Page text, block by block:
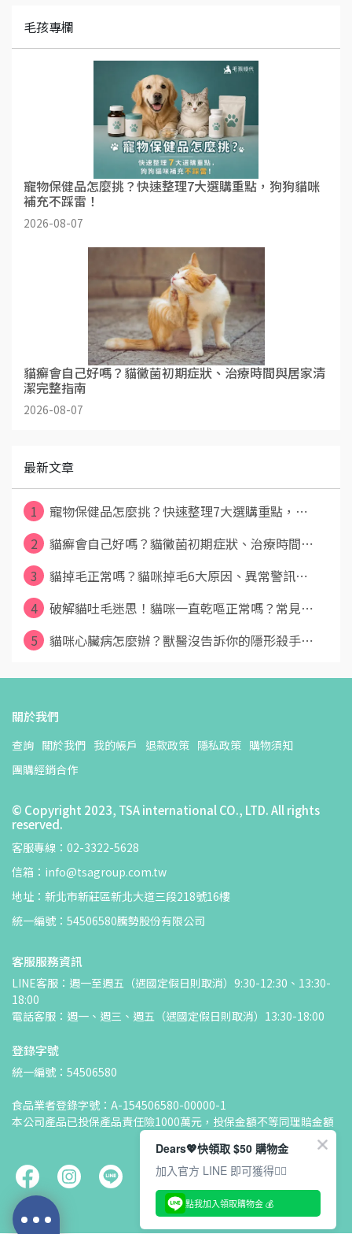
毛孩專欄
寵物保健品怎麼挑？快速整理7大選購重點，狗狗貓咪
補充不踩雷！
2026-08-07
貓癬會自己好嗎？貓黴菌初期症狀、治療時間與居家清
潔完整指南
2026-08-07
最新文章
1
寵物保健品怎麼挑？快速整理7大選購重點，⋯
2
貓癬會自己好嗎？貓黴菌初期症狀、治療時間⋯
3
貓掉毛正常嗎？貓咪掉毛6大原因、異常警訊⋯
4
破解貓吐毛迷思！貓咪一直乾嘔正常嗎？常見⋯
5
貓咪心臟病怎麼辦？獸醫沒告訴你的隱形殺手⋯
關於我們
查詢 關於我們 我的帳戶 退款政策 隱私政策 購物須知
團購經銷合作
© Copyright 2023, TSA international CO., LTD. All rights
reserved.
客服專線：02-3322-5628
信箱：info@tsagroup.com.tw
地址：新北市新莊區新北大道三段218號16樓
統一編號：54506580騰勢股份有限公司
客服服務資訊
LINE客服：週一至週五（遇國定假日則取消）9:30-12:30、13:30-
18:00
電話客服：週一、週三、週五（遇國定假日則取消）13:30-18:00
登錄字號
統一編號：54506580
食品業者登錄字號：A-154506580-00000-1
本公司產品已投保產品責任險1000萬元，投保金額不等同理賠金額
Dears💖快領取 $50 購物金
加入官方 LINE 即可獲得👇🏻
點我加入領取購物金 💰